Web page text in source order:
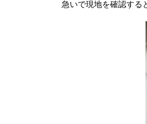
急いで現地を確認する